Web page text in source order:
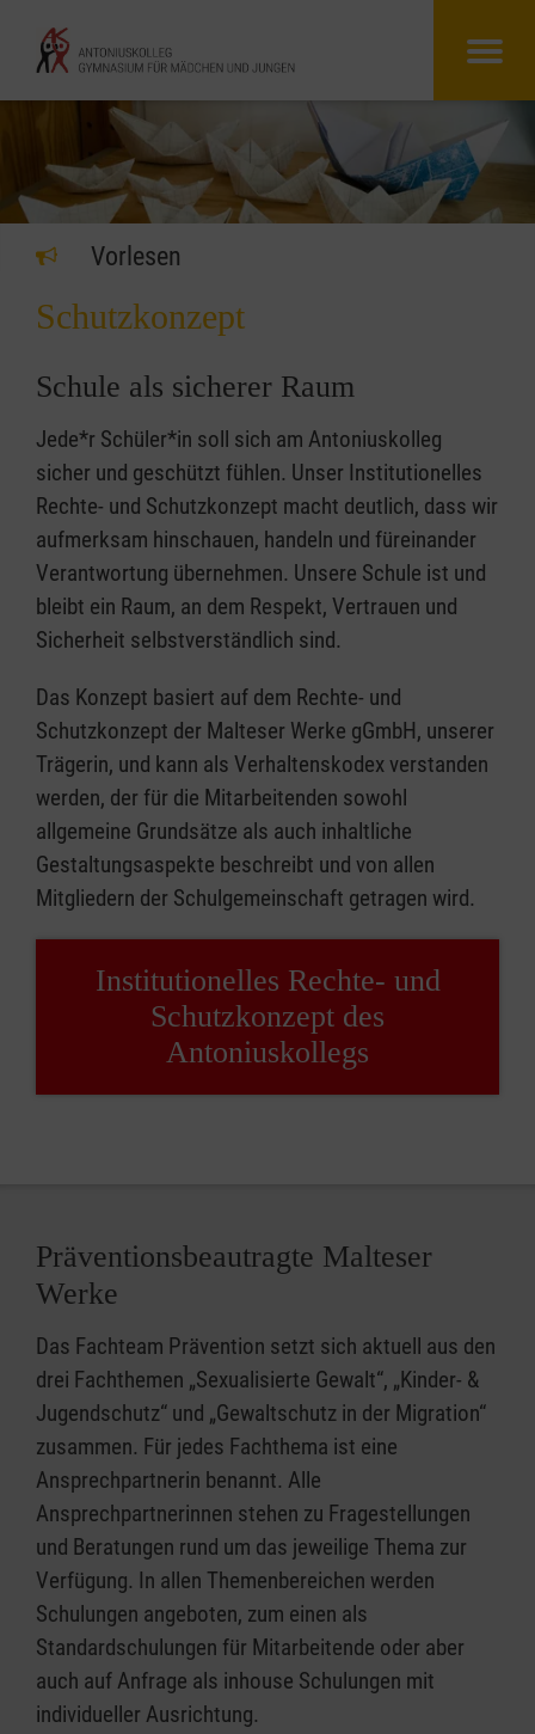
Vorlesen
Schutzkonzept
Schule als sicherer Raum
Jede*r Schüler*in soll sich am Antoniuskolleg
sicher und geschützt fühlen. Unser Institutionelles
Rechte- und Schutzkonzept macht deutlich, dass wir
aufmerksam hinschauen, handeln und füreinander
Verantwortung übernehmen. Unsere Schule ist und
bleibt ein Raum, an dem Respekt, Vertrauen und
Sicherheit selbstverständlich sind.
Das Konzept basiert auf dem Rechte- und
Schutzkonzept der Malteser Werke gGmbH, unserer
Trägerin, und kann als Verhaltenskodex verstanden
werden, der für die Mitarbeitenden sowohl
allgemeine Grundsätze als auch inhaltliche
Gestaltungsaspekte beschreibt und von allen
Mitgliedern der Schulgemeinschaft getragen wird.
Institutionelles Rechte- und
Schutzkonzept des
Antoniuskollegs
Präventionsbeautragte Malteser
Werke
Das Fachteam Prävention setzt sich aktuell aus den
drei Fachthemen „Sexualisierte Gewalt“, „Kinder- &
Jugendschutz“ und „Gewaltschutz in der Migration“
zusammen. Für jedes Fachthema ist eine
Ansprechpartnerin benannt. Alle
Ansprechpartnerinnen stehen zu Fragestellungen
und Beratungen rund um das jeweilige Thema zur
Verfügung. In allen Themenbereichen werden
Schulungen angeboten, zum einen als
Standardschulungen für Mitarbeitende oder aber
auch auf Anfrage als inhouse Schulungen mit
individueller Ausrichtung.